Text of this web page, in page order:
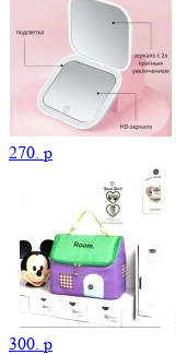
270. p
300. p